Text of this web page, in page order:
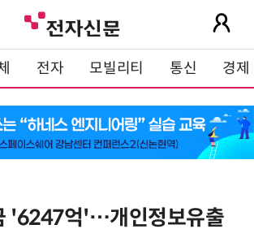
전자 모빌리티 통신 경제
'6247억'…개인정보유출